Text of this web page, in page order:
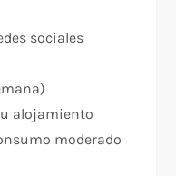
sociales
alojamiento​
moderado​